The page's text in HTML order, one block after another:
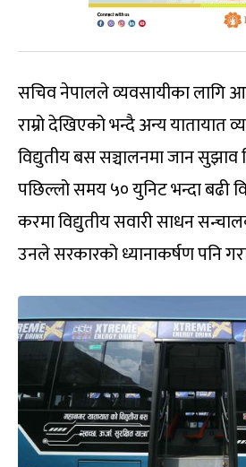
सचिव नेपालले व्यवसायीका लागि
राम्रो देखिएको भन्दै अन्य यातायात
विद्युतीय बस सञ्चालनमा जान
पछिल्लो समय ५० युनिट भन्दा बढी
करमा विद्युतीय सवारी साधन
उनले सरकारको ध्यानाकर्षण पनि